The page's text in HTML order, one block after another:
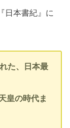
日本書紀』に
た、日本最
皇の時代ま